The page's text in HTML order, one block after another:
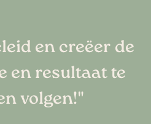
en creëer de
en resultaat te
volgen!"